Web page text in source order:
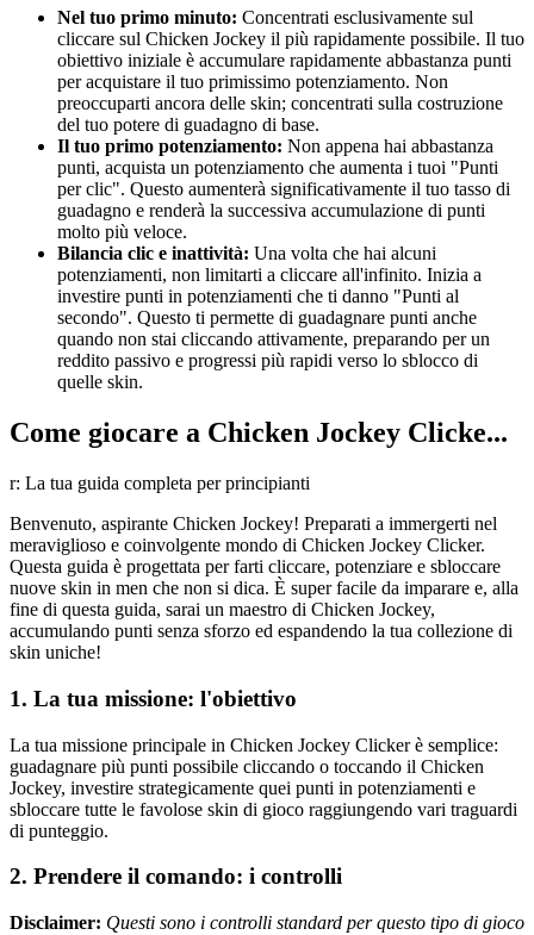
Nel tuo primo minuto: Concentrati esclusivamente sul
cliccare sul Chicken Jockey il più rapidamente possibile. Il tuo
obiettivo iniziale è accumulare rapidamente abbastanza punti
per acquistare il tuo primissimo potenziamento. Non
preoccuparti ancora delle skin; concentrati sulla costruzione
del tuo potere di guadagno di base.
Il tuo primo potenziamento: Non appena hai abbastanza
punti, acquista un potenziamento che aumenta i tuoi "Punti
per clic". Questo aumenterà significativamente il tuo tasso di
guadagno e renderà la successiva accumulazione di punti
molto più veloce.
Bilancia clic e inattività: Una volta che hai alcuni
potenziamenti, non limitarti a cliccare all'infinito. Inizia a
investire punti in potenziamenti che ti danno "Punti al
secondo". Questo ti permette di guadagnare punti anche
quando non stai cliccando attivamente, preparando per un
reddito passivo e progressi più rapidi verso lo sblocco di
quelle skin.
Come giocare a Chicken Jockey Clicke...
r: La tua guida completa per principianti
Benvenuto, aspirante Chicken Jockey! Preparati a immergerti nel
meraviglioso e coinvolgente mondo di Chicken Jockey Clicker.
Questa guida è progettata per farti cliccare, potenziare e sbloccare
nuove skin in men che non si dica. È super facile da imparare e, alla
fine di questa guida, sarai un maestro di Chicken Jockey,
accumulando punti senza sforzo ed espandendo la tua collezione di
skin uniche!
1. La tua missione: l'obiettivo
La tua missione principale in Chicken Jockey Clicker è semplice:
guadagnare più punti possibile cliccando o toccando il Chicken
Jockey, investire strategicamente quei punti in potenziamenti e
sbloccare tutte le favolose skin di gioco raggiungendo vari traguardi
di punteggio.
2. Prendere il comando: i controlli
Disclaimer: Questi sono i controlli standard per questo tipo di gioco